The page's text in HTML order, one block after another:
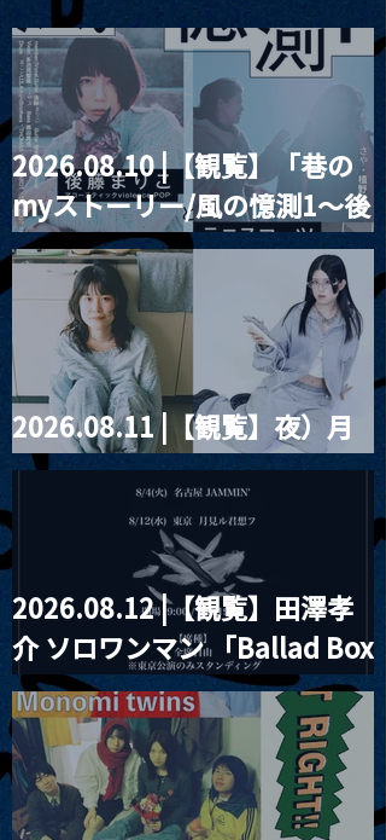
2023.01.07(昼) |【観
覧】Unimoon.26
2026.08.10 |【観覧】「巷の
myストーリー/風の憶測1～後
藤まりこアコースティック
violence POPとテニスコー
ツ」
2026.08.11 |【観覧】夜）月
見ル君想フpre. Sugar Shock
2026.08.12 |【観覧】田澤孝
介 ソロワンマン 「Ballad Box
2026」